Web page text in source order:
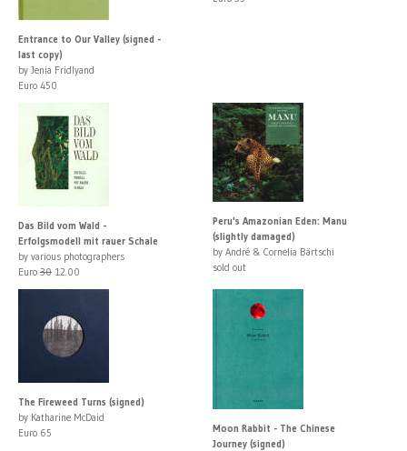
Entrance to Our Valley (signed -
last copy)
by Jenia Fridlyand
Euro 450
Das Bild vom Wald -
Erfolgsmodell mit rauer Schale
by various photographers
Euro 30 12.00
Peru's Amazonian Eden: Manu
(slightly damaged)
by André & Cornelia Bärtschi
sold out
The Fireweed Turns (signed)
by Katharine McDaid
Euro 65
Moon Rabbit - The Chinese
Journey (signed)